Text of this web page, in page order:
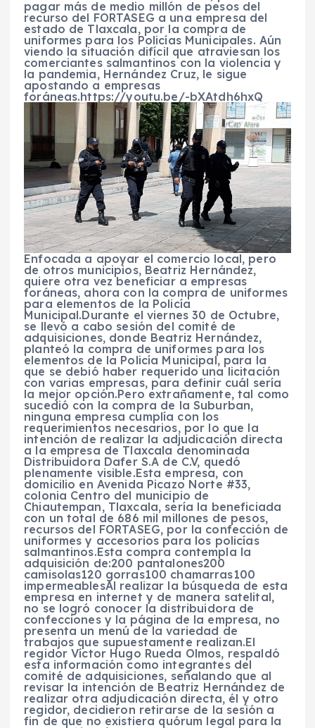
pagar más de medio millón de pesos del
recurso del FORTASEG a una empresa del
estado de Tlaxcala, por la compra de
uniformes para los Policías Municipales. Aún
viendo la situación difícil que atraviesan los
comerciantes salmantinos con la violencia y
la pandemia, Hernández Cruz, le sigue
apostando a empresas
foráneas.https://youtu.be/-bXAtdh6hxQ
Enfocada a apoyar el comercio local, pero
de otros municipios, Beatriz Hernández,
quiere otra vez beneficiar a empresas
foráneas, ahora con la compra de uniformes
para elementos de la Policía
Municipal.Durante el viernes 30 de Octubre,
se llevó a cabo sesión del comité de
adquisiciones, donde Beatriz Hernández,
planteó la compra de uniformes para los
elementos de la Policía Municipal, para la
que se debió haber requerido una licitación
con varias empresas, para definir cuál sería
la mejor opción.Pero extrañamente, tal como
sucedió con la compra de la Suburban,
ninguna empresa cumplía con los
requerimientos necesarios, por lo que la
intención de realizar la adjudicación directa
a la empresa de Tlaxcala denominada
Distribuidora Dafer S.A de C.V, quedó
plenamente visible.Esta empresa, con
domicilio en Avenida Picazo Norte #33,
colonia Centro del municipio de
Chiautempan, Tlaxcala, sería la beneficiada
con un total de 686 mil millones de pesos,
recursos del FORTASEG, por la confección de
uniformes y accesorios para los policías
salmantinos.Esta compra contempla la
adquisición de:200 pantalones200
camisolas120 gorras100 chamarras100
impermeablesAl realizar la búsqueda de esta
empresa en internet y de manera satelital,
no se logró conocer la distribuidora de
confecciones y la página de la empresa, no
presenta un menú de la variedad de
trabajos que supuestamente realizan.El
regidor Víctor Hugo Rueda Olmos, respaldó
esta información como integrantes del
comité de adquisiciones, señalando que al
revisar la intención de Beatriz Hernández de
realizar otra adjudicación directa, él y otro
regidor, decidieron retirarse de la sesión a
fin de que no existiera quórum legal para la